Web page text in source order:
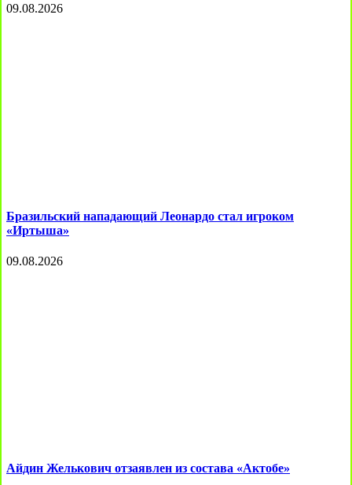
09.08.2026
Бразильский нападающий Леонардо стал игроком
«Иртыша»
09.08.2026
Айдин Желькович отзаявлен из состава «Актобе»